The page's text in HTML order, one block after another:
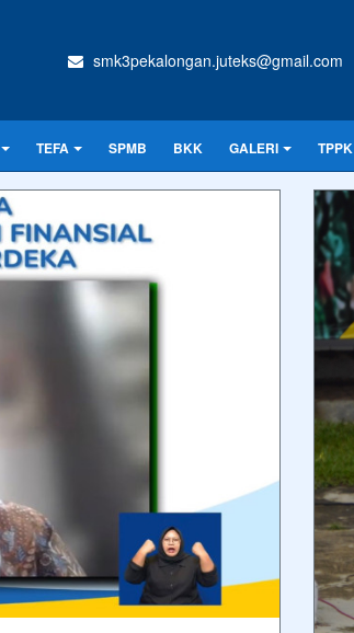
smk3pekalongan.juteks@gmail.com
TEFA SPMB BKK GALERI TPPK